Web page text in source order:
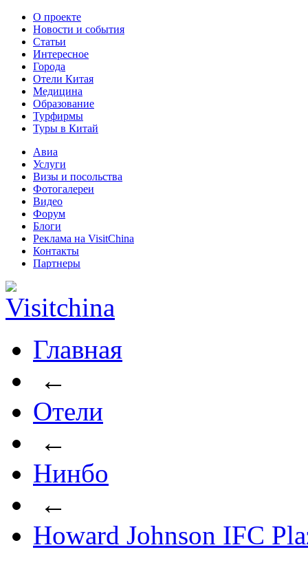
О проекте
Новости и события
Статьи
Интересное
Города
Отели Китая
Медицина
Образование
Турфирмы
Туры в Китай
Авиа
Услуги
Визы и посольства
Фотогалереи
Видео
Форум
Блоги
Реклама на VisitChina
Контакты
Партнеры
Главная
←
Отели
←
Нинбо
←
Howard Johnson IFC